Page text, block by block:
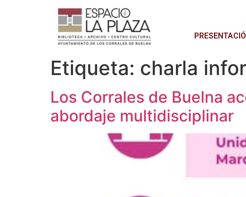
Etiqueta: charla
Los Corrales de Buelna
abordaje multidisciplinar